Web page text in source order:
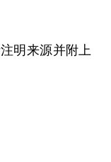
明来源并附上